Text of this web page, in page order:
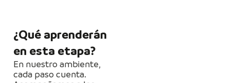
¿Qué aprenderán
en esta etapa?
En nuestro ambiente,
cada paso cuenta.